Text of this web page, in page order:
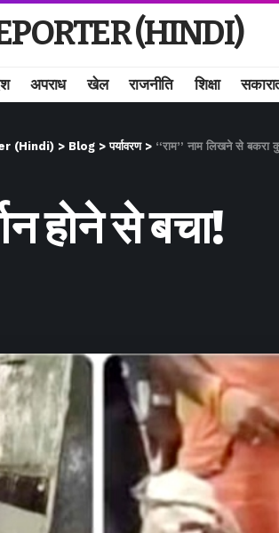
(HINDI)
अपराध खेल राजनीति शिक्षा
(Hindi) > Blog >पर्यावरण> “राम” नाम लिखने से बकरा
होने से बचा!